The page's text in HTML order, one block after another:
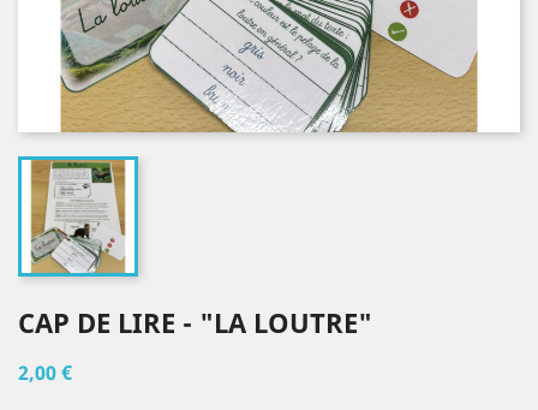
CAP DE LIRE - "LA LOUTRE"
2,00 €